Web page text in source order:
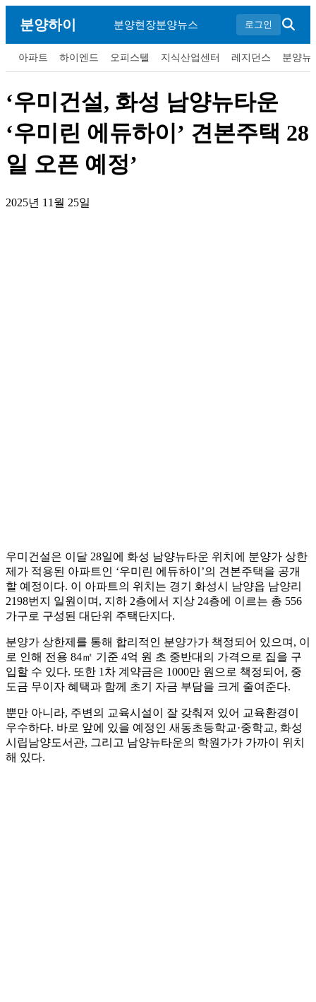
분양하이 분양현장분양뉴스 로그인
아파트 하이엔드 오피스텔 지식산업센터 레지던스 분양뉴
‘우미건설, 화성 남양뉴타운
‘우미린 에듀하이’ 견본주택 28
일 오픈 예정’
2025년 11월 25일
우미건설은 이달 28일에 화성 남양뉴타운 위치에 분양가 상한
제가 적용된 아파트인 ‘우미린 에듀하이’의 견본주택을 공개
할 예정이다. 이 아파트의 위치는 경기 화성시 남양읍 남양리
2198번지 일원이며, 지하 2층에서 지상 24층에 이르는 총 556
가구로 구성된 대단위 주택단지다.
분양가 상한제를 통해 합리적인 분양가가 책정되어 있으며, 이
로 인해 전용 84㎡ 기준 4억 원 초 중반대의 가격으로 집을 구
입할 수 있다. 또한 1차 계약금은 1000만 원으로 책정되어, 중
도금 무이자 혜택과 함께 초기 자금 부담을 크게 줄여준다.
뿐만 아니라, 주변의 교육시설이 잘 갖춰져 있어 교육환경이
우수하다. 바로 앞에 있을 예정인 새동초등학교·중학교, 화성
시립남양도서관, 그리고 남양뉴타운의 학원가가 가까이 위치
해 있다.